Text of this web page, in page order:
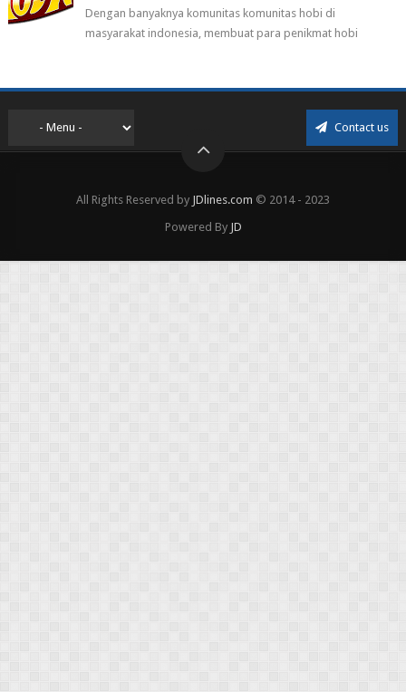
Dengan banyaknya komunitas komunitas hobi di
masyarakat indonesia, membuat para penikmat hobi
Contact us
All Rights Reserved by JDlines.com © 2014 - 2023
Powered By JD